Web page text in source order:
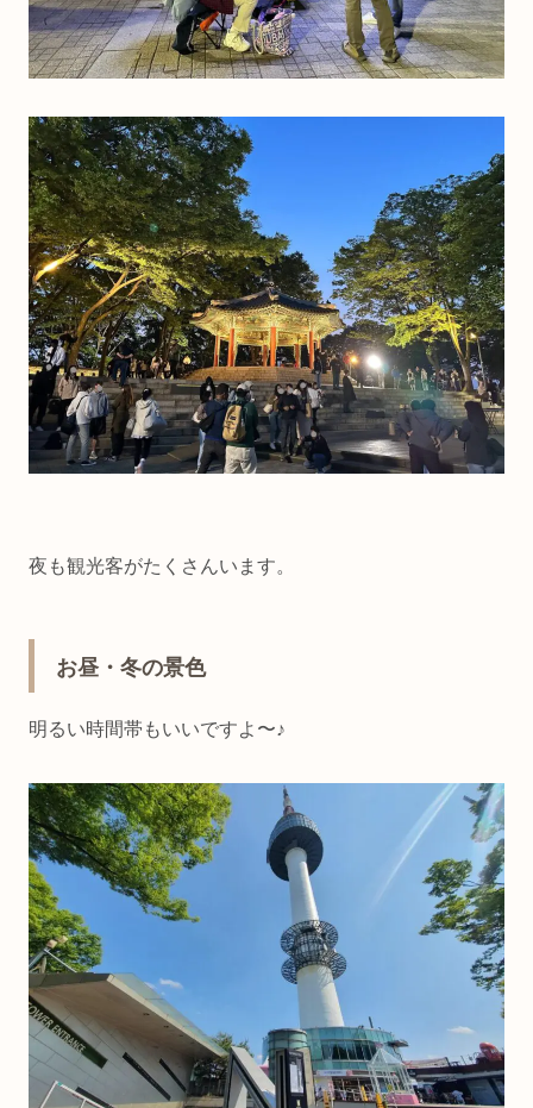
夜も観光客がたくさんいます。
お昼・冬の景色
明るい時間帯もいいですよ〜♪